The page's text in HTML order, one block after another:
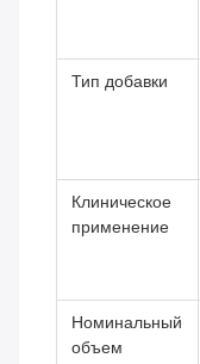
Тип добавки
Клиническое
применение
Номинальный
объем